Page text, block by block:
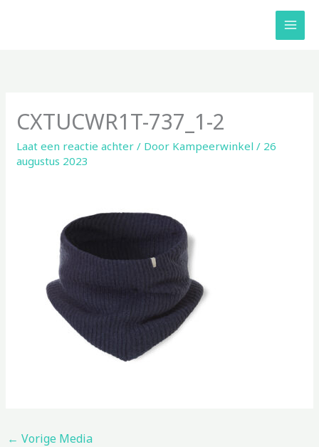
CXTUCWR1T-737_1-2
Laat een reactie achter / Door Kampeerwinkel/ 26
augustus 2023
← Vorige Media